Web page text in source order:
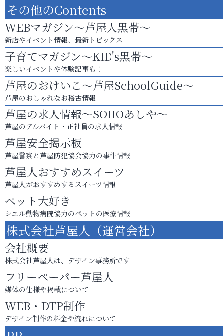
その他のContents
WEBマガジン～芦屋人黒帯～
新店やイベント情報、最新トピックス
子育てマガジン～KID's黒帯～
楽しいイベントや体験記事も！
芦屋のおけいこ～芦屋SchoolGuide～
芦屋のおしゃれなお稽古情報
芦屋の求人情報～SOHOあしや～
芦屋のアルバイト・正社員の求人情報
芦屋安全掲示板
芦屋警察と芦屋防犯協会協力の事件情報
芦屋人おすすめスイーツ
芦屋人がおすすめするスイーツ情報
ペット大好き
シエル動物病院協力のペットの医療情報
株式会社芦屋人（運営会社）
会社概要
株式会社芦屋人は、デザイン事務所です
フリーペーパー芦屋人
媒体の仕様や掲載について
WEB・DTP制作
デザイン制作の料金や流れについて